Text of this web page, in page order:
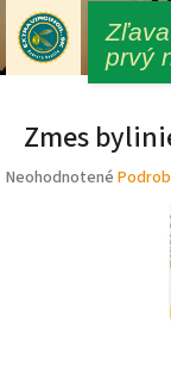
Prejsť
obsah
Zmes
Priemerné
Neohodnotené
prvý